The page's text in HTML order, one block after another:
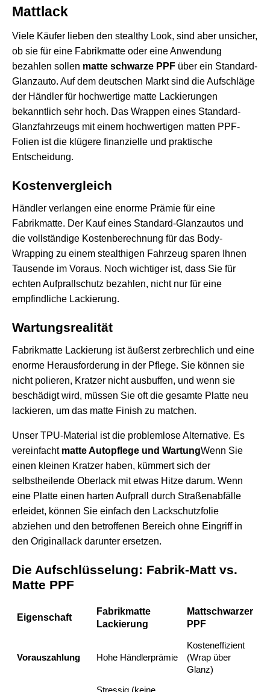
Mattlack
Viele Käufer lieben den stealthy Look, sind aber unsicher,
ob sie für eine Fabrikmatte oder eine Anwendung
bezahlen sollen matte schwarze PPF über ein Standard-
Glanzauto. Auf dem deutschen Markt sind die Aufschläge
der Händler für hochwertige matte Lackierungen
bekanntlich sehr hoch. Das Wrappen eines Standard-
Glanzfahrzeugs mit einem hochwertigen matten PPF-
Folien ist die klügere finanzielle und praktische
Entscheidung.
Kostenvergleich
Händler verlangen eine enorme Prämie für eine
Fabrikmatte. Der Kauf eines Standard-Glanzautos und
die vollständige Kostenberechnung für das Body-
Wrapping zu einem stealthigen Fahrzeug sparen Ihnen
Tausende im Voraus. Noch wichtiger ist, dass Sie für
echten Aufprallschutz bezahlen, nicht nur für eine
empfindliche Lackierung.
Wartungsrealität
Fabrikmatte Lackierung ist äußerst zerbrechlich und eine
enorme Herausforderung in der Pflege. Sie können sie
nicht polieren, Kratzer nicht ausbuffen, und wenn sie
beschädigt wird, müssen Sie oft die gesamte Platte neu
lackieren, um das matte Finish zu matchen.
Unser TPU-Material ist die problemlose Alternative. Es
vereinfacht matte Autopflege und WartungWenn Sie
einen kleinen Kratzer haben, kümmert sich der
selbstheilende Oberlack mit etwas Hitze darum. Wenn
eine Platte einen harten Aufprall durch Straßenabfälle
erleidet, können Sie einfach den Lackschutzfolie
abziehen und den betroffenen Bereich ohne Eingriff in
den Originallack darunter ersetzen.
Die Aufschlüsselung: Fabrik-Matt vs.
Matte PPF
Eigenschaft
Fabrikmatte
Lackierung
Mattschwarzer
PPF
Vorauszahlung Hohe Händlerprämie
Kosteneffizient
(Wrap über
Glanz)
Stressig (keine